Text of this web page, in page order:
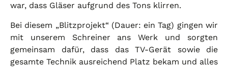
war, dass Gläser aufgrund des Tons klirren.
Bei diesem „Blitzprojekt“ (Dauer: ein Tag) gingen wir
mit unserem Schreiner ans Werk und sorgten
gemeinsam dafür, dass das TV-Gerät sowie die
gesamte Technik ausreichend Platz bekam und alles